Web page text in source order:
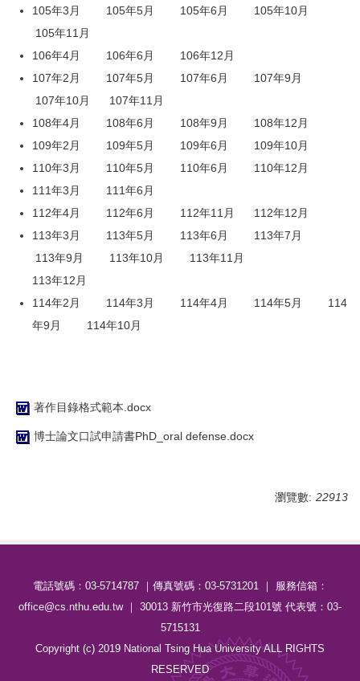
105年3月
105年5月 105年6月
105年10月
105年11月
106年4月
106年6月
106年12月
107年2月
107年5月 107年6月
107年9月
107年10月
107年11月
108年4月
108年6月 108年9月
108年12月
109年2月
109年5月 109年6月
109年10月
110年3月
110年5月 110年6月
110年12月
111年3月
111年6月
112年4月
112年6月 112年11月
112年12月
113年3月
113年5月 113年6月
113年7月
113年9月
113年10月
113年11月
113年12月
114年2月
114年3月 114年4月 114年5月
114
年9月
114年10月
著作目錄格式範本.docx
博士論文口試申請書PhD_oral defense.docx
瀏覽數: 22913
電話號碼：03-5714787 ｜傳真號碼：03-5731201 ｜ 服務信箱：
office@cs.nthu.edu.tw ｜ 30013 新竹市光復路二段101號 代表號：03-
5715131
Copyright (c) 2019 National Tsing Hua University ALL RIGHTS
RESERVED